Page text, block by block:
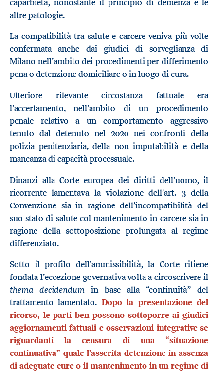
caparbietà, nonostante il principio di demenza e le
altre patologie.
La compatibilità tra salute e carcere veniva più volte
confermata anche dai giudici di sorveglianza di
Milano nell’ambito dei procedimenti per differimento
pena o detenzione domiciliare o in luogo di cura.
Ulteriore rilevante circostanza fattuale era
l’accertamento, nell’ambito di un procedimento
penale relativo a un comportamento aggressivo
tenuto dal detenuto nel 2020 nei confronti della
polizia penitenziaria, della non imputabilità e della
mancanza di capacità processuale.
Dinanzi alla Corte europea dei diritti dell’uomo, il
ricorrente lamentava la violazione dell’art. 3 della
Convenzione sia in ragione dell’incompatibilità del
suo stato di salute col mantenimento in carcere sia in
ragione della sottoposizione prolungata al regime
differenziato.
Sotto il profilo dell’ammissibilità, la Corte ritiene
fondata l’eccezione governativa volta a circoscrivere il
thema decidendum in base alla “continuità” del
trattamento lamentato. Dopo la presentazione del
ricorso, le parti ben possono sottoporre ai giudici
aggiornamenti fattuali e osservazioni integrative se
riguardanti la censura di una “situazione
continuativa” quale l’asserita detenzione in assenza
di adeguate cure o il mantenimento in un regime di